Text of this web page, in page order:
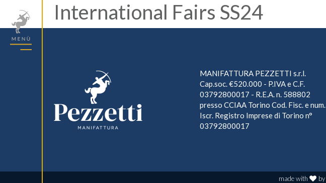
International Fairs SS24
MANIFATTURA PEZZETTI s.r.l.
Cap.soc. €520.000 - P.IVA e C.F.
03792800017 - R.E.A. n. 588802
presso CCIAA Torino Cod. Fisc. e num.
Iscr. Registro Imprese di Torino n°
03792800017
made with by